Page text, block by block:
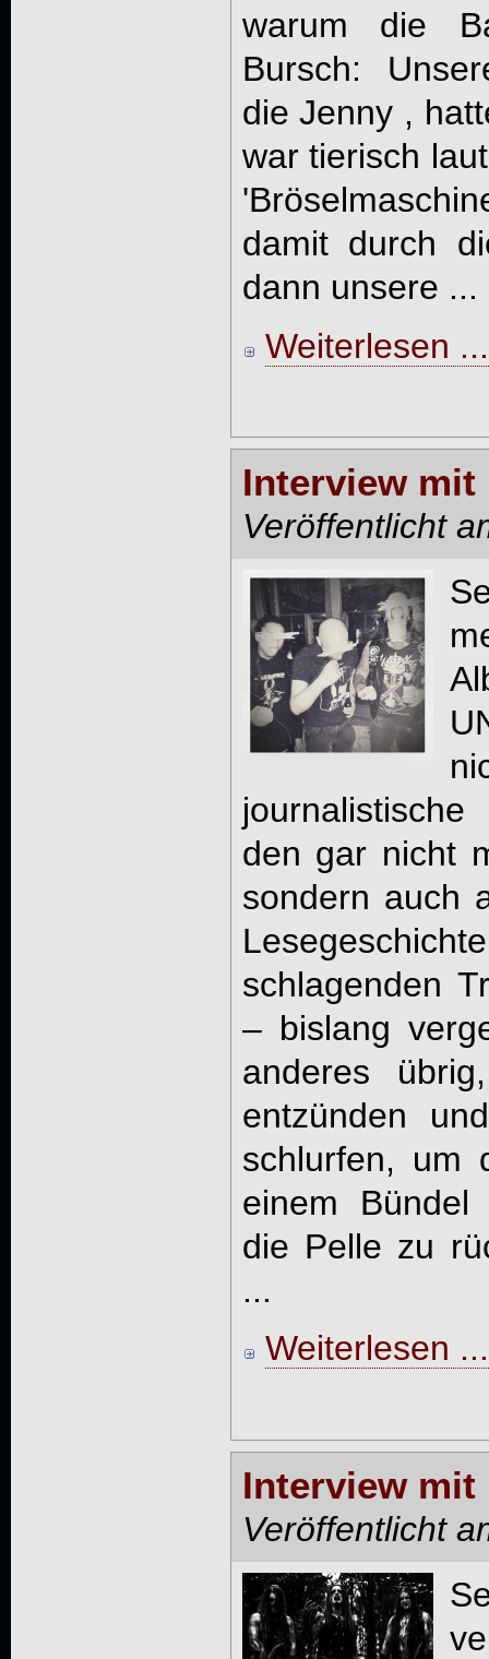
warum die
Bursch:
die Jenny ,
war tierisch
damit durch
dann unsere ...
Weiterlesen ...
Interview mit
Veröffentlicht
den gar nicht
sondern auch
schlagenden
– bislang
anderes
entzünden
schlurfen, um
einem
die Pelle zu
...
Weiterlesen ...
Interview mit
Veröffentlicht